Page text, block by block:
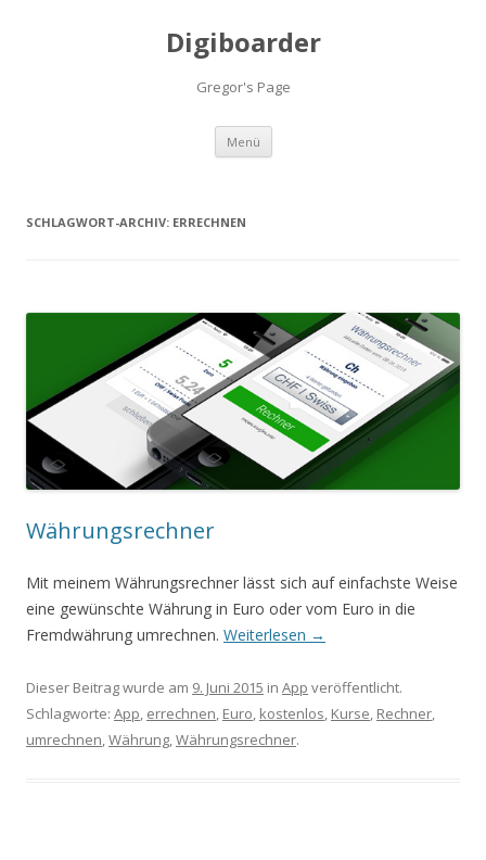
Digiboarder
Gregor's Page
Menü Zum
springen
SCHLAGWORT-ARCHIV: ERRECHNEN
Währungsrechner
Mit meinem Währungsrechner lässt sich auf einfachste Weise
eine gewünschte Währung in Euro oder vom Euro in die
Fremdwährung umrechnen. Weiterlesen →
Dieser Beitrag wurde am 9. Juni 2015 in App veröffentlicht.
Schlagworte: App, errechnen, Euro, kostenlos, Kurse, Rechner,
umrechnen,Währung,Währungsrechner.